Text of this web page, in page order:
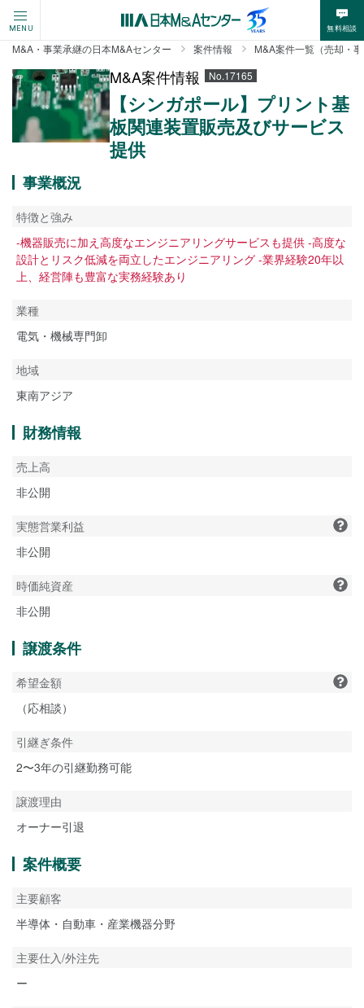
MENU 無料相談
M&A・事業承継の日本M&Aセンター 案件情報 M&A案件一覧（売却・
M&A案件情報 No.17165
【シンガポール】プリント基
板関連装置販売及びサービス
提供
事業概況
特徴と強み
-機器販売に加え高度なエンジニアリングサービスも提供 -高度な
設計とリスク低減を両立したエンジニアリング -業界経験20年以
上、経営陣も豊富な実務経験あり
業種
電気・機械専門卸
地域
東南アジア
財務情報
売上高
非公開
実態営業利益
非公開
時価純資産
非公開
譲渡条件
希望金額
（応相談）
引継ぎ条件
2〜3年の引継勤務可能
譲渡理由
オーナー引退
案件概要
主要顧客
半導体・自動車・産業機器分野
主要仕入/外注先
ー